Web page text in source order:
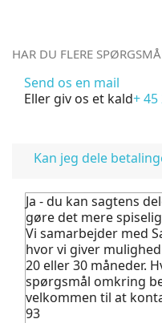
HAR DU FLERE
Send os en mail
Eller giv os et kald+ 45
Kan jeg dele
Ja - du kan sagtens
gøre det mere
Vi samarbejder med
hvor vi giver
20 eller 30 måneder.
spørgsmål omkring
velkommen til at
93